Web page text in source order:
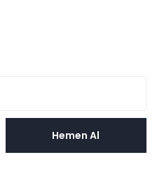
Hemen Al